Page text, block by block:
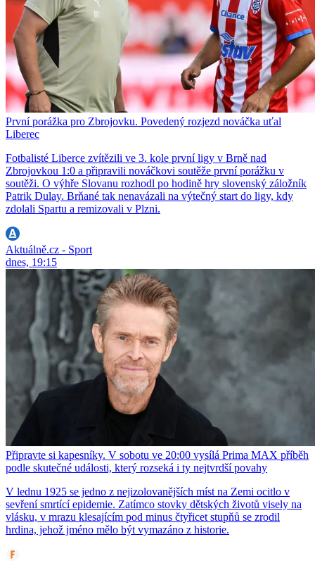
První porážka pro Zbrojovku. Povedený rozjezd nováčka uťal
Liberec
Fotbalisté Liberce zvítězili ve 3. kole první ligy v Brně nad
Zbrojovkou 1:0 a připravili nováčkovi soutěže první porážku v
soutěži. O výhře Slovanu rozhodl po hodině hry slovenský záložník
Patrik Dulay. Brňané tak nenavázali na výtečný start do ligy, kdy
zdolali Spartu a remizovali v Plzni.
Aktuálně.cz - Sport
dnes, 19:15
Připravte si kapesníky. V sobotu ve 20:00 vysílá Prima MAX příběh
podle skutečné události, který rozseká i ty nejtvrdší povahy
V lednu 1925 se jedno z nejizolovanějších míst na Zemi ocitlo v
sevření smrtící epidemie. Zatímco stovky dětských životů visely na
vlásku, v mrazu klesajícím pod minus čtyřicet stupňů se zrodil
hrdina, jehož jméno mělo být vymazáno z historie.